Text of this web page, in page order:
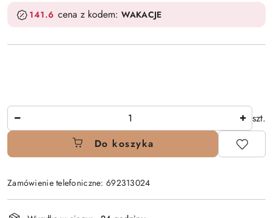
141.6 cena z kodem: WAKACJE
szt.
Do koszyka
Zamówienie telefoniczne: 692313024
Dostępność